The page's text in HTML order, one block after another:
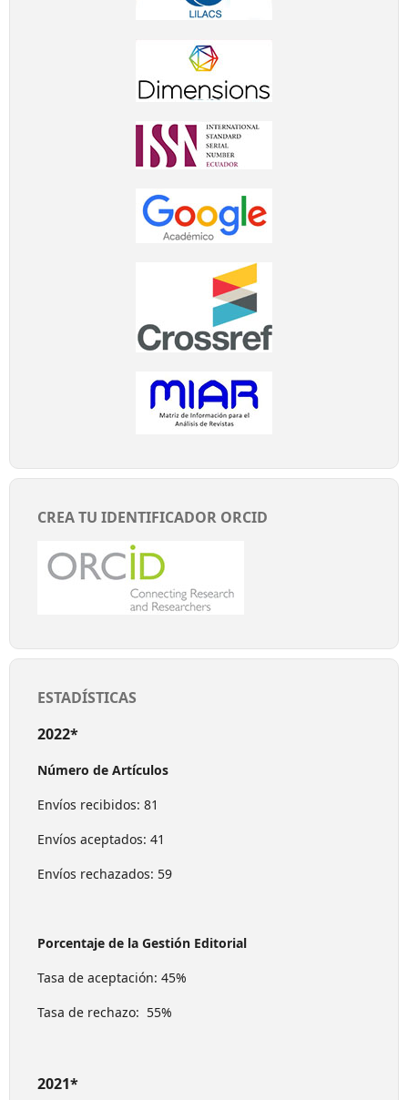
CREA TU IDENTIFICADOR ORCID
ESTADÍSTICAS
2022*
Número de Artículos
Envíos recibidos: 81
Envíos aceptados: 41
Envíos rechazados: 59
Porcentaje de la Gestión Editorial
Tasa de aceptación: 45%
Tasa de rechazo: 55%
2021*